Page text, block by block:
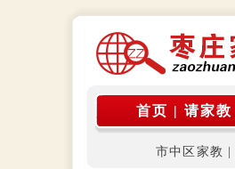
首页 | 请家教
市中区家教